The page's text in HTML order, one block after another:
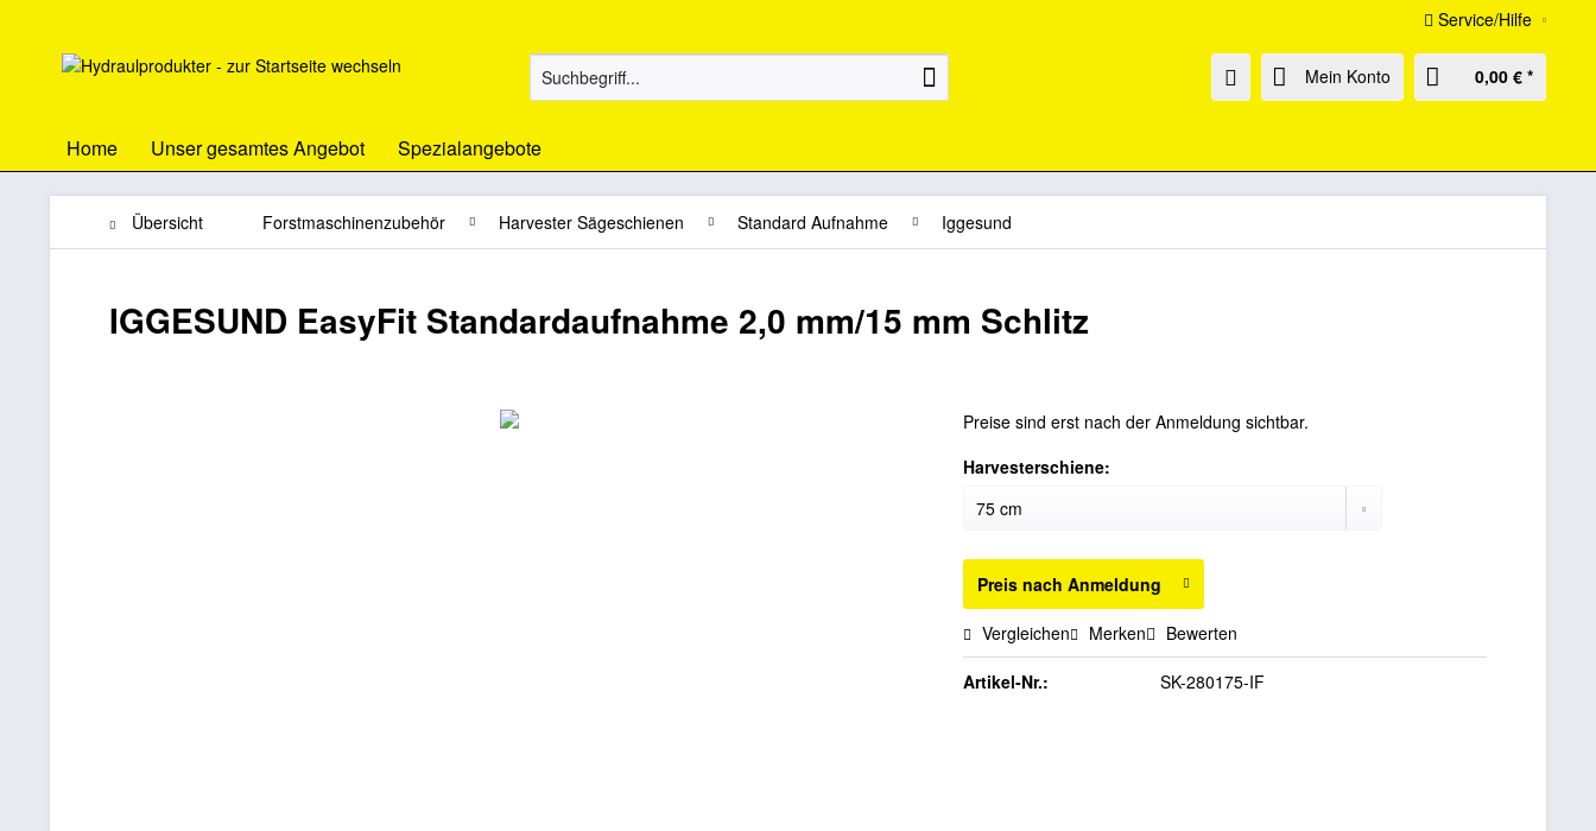
Service/Hilfe
Mein Konto 0,00 € *
Home Unser gesamtes Angebot Spezialangebote
Übersicht Forstmaschinenzubehör Harvester Sägeschienen Standard Aufnahme Iggesund
IGGESUND EasyFit Standardaufnahme 2,0 mm/15 mm Schlitz
Preise sind erst nach der Anmeldung sichtbar.
Harvesterschiene:
Preis nach Anmeldung
Vergleichen Merken Bewerten
Artikel-Nr.: SK-280175-IF